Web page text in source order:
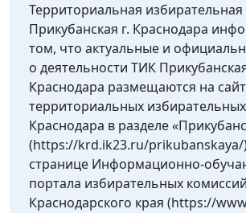
Территориальная
Прикубанская г. Краснодара
том, что актуальные и
о деятельности ТИК
Краснодара размещаются на
территориальных
Краснодара в разделе
(https://krd.ik23.ru/prikubanskaya/
странице Информационно-
портала избирательных комиссий
Краснодарского края (https://